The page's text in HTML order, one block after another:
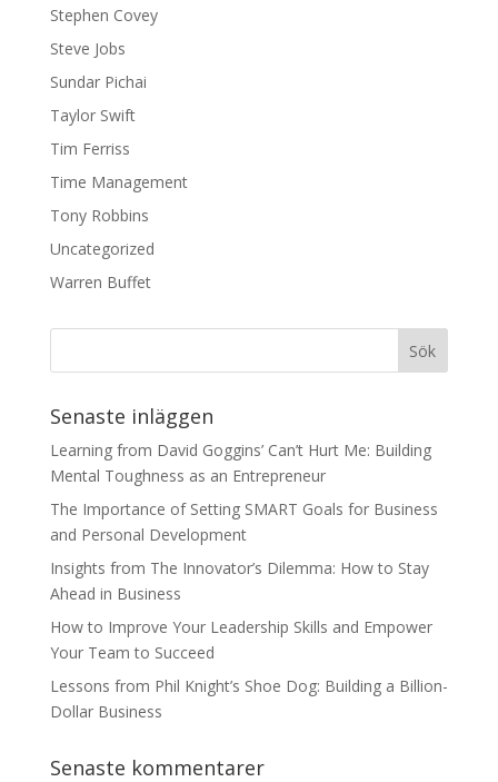
Stephen Covey
Steve Jobs
Sundar Pichai
Taylor Swift
Tim Ferriss
Time Management
Tony Robbins
Uncategorized
Warren Buffet
Senaste inläggen
Learning from David Goggins’ Can’t Hurt Me: Building
Mental Toughness as an Entrepreneur
The Importance of Setting SMART Goals for Business
and Personal Development
Insights from The Innovator’s Dilemma: How to Stay
Ahead in Business
How to Improve Your Leadership Skills and Empower
Your Team to Succeed
Lessons from Phil Knight’s Shoe Dog: Building a Billion-
Dollar Business
Senaste kommentarer